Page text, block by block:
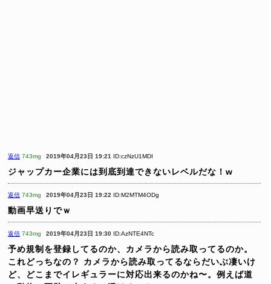
返信 743mg 2019年04月23日 19:21 ID:czNzU1MDI
ジャップカー企業には到底到達できないレベルだな！w
返信 743mg 2019年04月23日 19:22 ID:M2MTM4ODg
動画早送りでｗ
返信 743mg 2019年04月23日 19:30 ID:AzNTE4NTc
予め規制を登録してるのか、カメラから読み取ってるのか。
これどっちなの？
カメラから読み取ってるならだいぶ凄いけ
ど、どこまでイレギュラーに対応出来るのかね〜。例えば道